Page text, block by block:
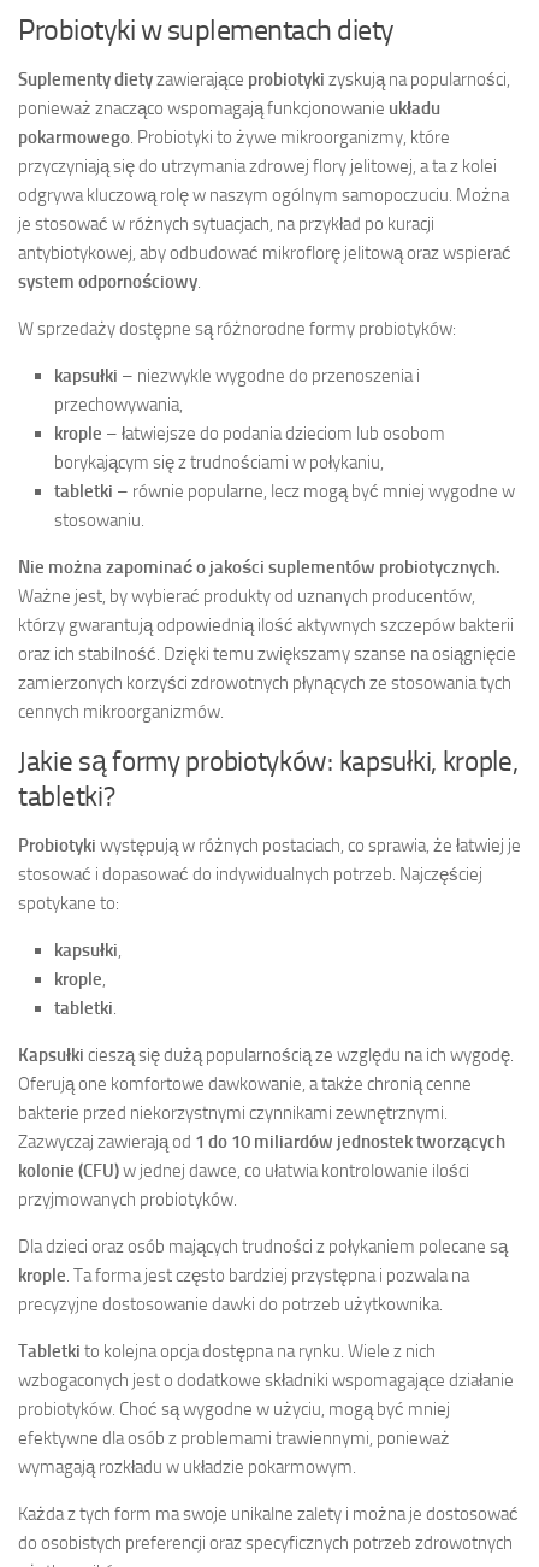
Probiotyki w suplementach diety
Suplementy dietyzawierające probiotyki zyskują na popularności,
ponieważ znacząco wspomagają funkcjonowanie układu
pokarmowego . Probiotyki to żywe mikroorganizmy, które
przyczyniają się do utrzymania zdrowej flory jelitowej, a ta z kolei
odgrywa kluczową rolę w naszym ogólnym samopoczuciu. Można
je stosować w różnych sytuacjach, na przykład po kuracji
antybiotykowej, aby odbudować mikroflorę jelitową oraz wspierać
system odpornościowy
W sprzedaży dostępne są różnorodne formy probiotyków:
kapsułki – niezwykle wygodne do przenoszenia i
przechowywania,
krople – łatwiejsze do podania dzieciom lub osobom
borykającym się z trudnościami w połykaniu,
tabletki – równie popularne, lecz mogą być mniej wygodne w
stosowaniu.
Nie można zapominać o jakości suplementów probiotycznych.
Ważne jest, by wybierać produkty od uznanych producentów,
którzy gwarantują odpowiednią ilość aktywnych szczepów bakterii
oraz ich stabilność. Dzięki temu zwiększamy szanse na osiągnięcie
zamierzonych korzyści zdrowotnych płynących ze stosowania tych
cennych mikroorganizmów.
Jakie są formy probiotyków: kapsułki, krople,
tabletki?
Probiotyki występują w różnych postaciach, co sprawia, że łatwiej je
stosować i dopasować do indywidualnych potrzeb. Najczęściej
spotykane to:
kapsułki
krople
tabletki
Kapsułki cieszą się dużą popularnością ze względu na ich wygodę.
Oferują one komfortowe dawkowanie, a także chronią cenne
bakterie przed niekorzystnymi czynnikami zewnętrznymi.
Zazwyczaj zawierają od 1 do 10 miliardów jednostek tworzących
kolonie (CFU)w jednej dawce, co ułatwia kontrolowanie ilości
przyjmowanych probiotyków.
Dla dzieci oraz osób mających trudności z połykaniem polecane są
krople . Ta forma jest często bardziej przystępna i pozwala na
precyzyjne dostosowanie dawki do potrzeb użytkownika.
Tabletki to kolejna opcja dostępna na rynku. Wiele z nich
wzbogaconych jest o dodatkowe składniki wspomagające działanie
probiotyków. Choć są wygodne w użyciu, mogą być mniej
efektywne dla osób z problemami trawiennymi, ponieważ
wymagają rozkładu w układzie pokarmowym.
Każda z tych form ma swoje unikalne zalety i można je dostosować
do osobistych preferencji oraz specyficznych potrzeb zdrowotnych